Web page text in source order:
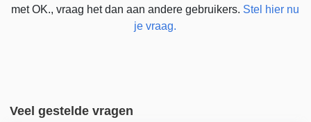
met OK., vraag het dan aan andere gebruikers. Stel hier nu
je vraag.
Veel gestelde vragen